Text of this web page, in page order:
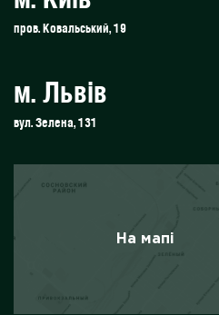
пров. Ковальський, 19
м. Львів
вул. Зелена, 131
На мапі